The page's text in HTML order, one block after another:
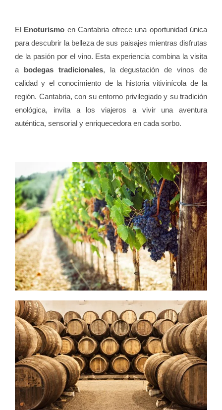
El Enoturismo en Cantabria ofrece una oportunidad única
para descubrir la belleza de sus paisajes mientras disfrutas
de la pasión por el vino. Esta experiencia combina la visita
a
bodegas tradicionales, la degustación de vinos de
calidad y el conocimiento de la historia vitivinícola de la
región. Cantabria, con su entorno privilegiado y su tradición
enológica, invita a los viajeros a vivir una aventura
auténtica, sensorial y enriquecedora en cada sorbo.